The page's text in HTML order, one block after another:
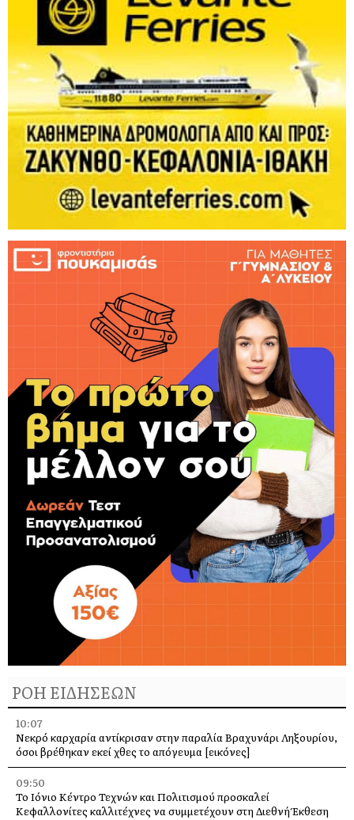
ΡΟΗ ΕΙΔΗΣΕΩΝ
10:07
Νεκρό καρχαρία αντίκρισαν στην παραλία Βραχυνάρι Ληξουρίου,
όσοι βρέθηκαν εκεί χθες το απόγευμα [εικόνες]
09:50
Το Ιόνιο Κέντρο Τεχνών και Πολιτισμού προσκαλεί
Κεφαλλονίτες καλλιτέχνες να συμμετέχουν στη Διεθνή Έκθεση